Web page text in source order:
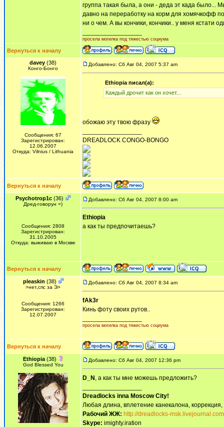
группа такая была, а они - деда эт када было...
давно на переработку на корм для хомячкофф
ни о чем. А вы кончики, кончики.. у меня кстати
просела могилка под тяжестью социума
Вернуться к началу
davey (38)
Конго-Бонго
Сообщения: 67
Зарегистрирован:
12.06.2007
Откуда: Vilnius / Lithuania
Добавлено: Сб Авг 04, 2007 5:37 am
Ethiopia писал(а):
Каждый дрочит как он хочет...
обожаю эту твою фразу
DREADLOCK CONGO-BONGO
Вернуться к началу
Psychotrop1c (36)
Дред-говорун =)
Сообщения: 2808
Зарегистрирован:
31.10.2005
Откуда: выживаю в Москве
Добавлено: Сб Авг 04, 2007 8:00 am
Ethiopia
а как ты предпочитаешь?
Вернуться к началу
pleaskin (38)
>нет,спс за Э>
Сообщения: 1266
Зарегистрирован:
12.07.2007
Добавлено: Сб Авг 04, 2007 8:34 am
fAk3r
Кинь фоту своих рутов..
просела могилка под тяжестью социума
Вернуться к началу
Ethiopia(38)
God Blessed You
Добавлено: Сб Авг 04, 2007 12:36 pm
D_N , а как ты мне можешь предложить?
Dreadlocks inna Moscow Сity!
Любая длина, вплетение канекалона,
Рабочий ЖЖ: http://dreadlocks-
Skype: imighty.iration